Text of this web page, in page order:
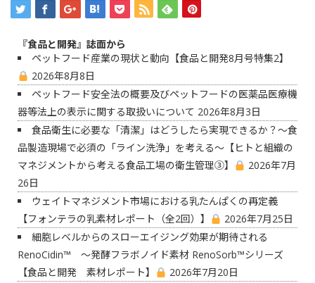
『食品と開発』誌面から
ペットフード産業の現状と動向【食品と開発8月号特集2】
2026年8月8日
ペットフード安全法の概要及びペットフードの医薬品医療機
器等法上の表示に関する取扱いについて 2026年8月3日
食品衛生に必要な「清潔」はどうしたら実現できるか？〜食
品製造現場で必須の「ライン洗浄」を考える〜【ヒトと組織の
マネジメントから考える食品工場の衛生管理③】
2026年7月
26日
ウェイトマネジメント市場における乳たんぱくの再定義
【フォンテラの乳素材レポート（全2回）】
2026年7月25日
細胞レベルからのスローエイジング効果が期待される
RenoCidin™ ～発酵フラボノイド素材 RenoSorb™シリーズ
【食品と開発 素材レポート】
2026年7月20日